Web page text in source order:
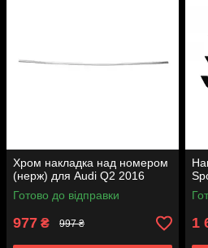
Хром накладка над номером
(нерж) для Audi Q2 2016
Готово до відправки
977 ₴ 997 ₴ 1